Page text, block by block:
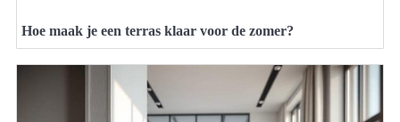
Hoe maak je een terras klaar voor de zomer?